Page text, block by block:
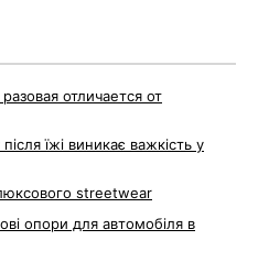
отличается от
їжі виникає важкість у
streetwear
опори для автомобіля в